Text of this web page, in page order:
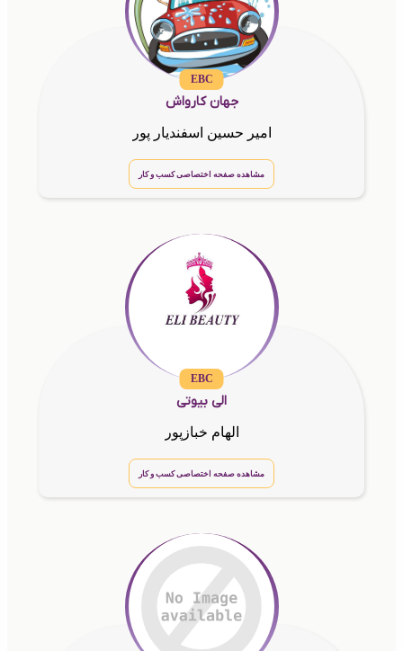
EBC
جهان کارواش
امیر حسین اسفندیار پور
مشاهده صفحه اختصاصی کسب و کار
EBC
الی بیوتی
الهام خبازپور
مشاهده صفحه اختصاصی کسب و کار